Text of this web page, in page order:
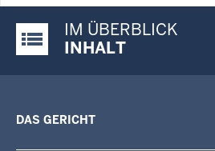
Justiz-Portal im Überblick:
IM ÜBERBLICK
INHALT
DAS GERICHT